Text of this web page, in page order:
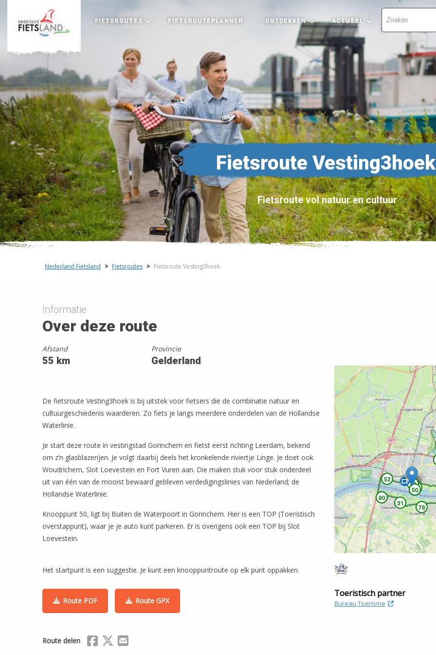
FIETSROUTES FIETSROUTEPLANNER ONTDEKKEN ACTUEEL
Fietsroute Vesting3hoek
Fietsroute vol natuur en cultuur
Nederland Fietsland > Fietsroutes > Fietsroute Vesting3hoek
Informatie
Over deze route
Afstand
55 km
Provincie
Gelderland
De fietsroute Vesting3hoek is bij uitstek voor fietsers die de combinatie natuur en
cultuurgeschiedenis waarderen. Zo fiets je langs meerdere onderdelen van de Hollandse
Waterlinie.
Je start deze route in vestingstad Gorinchem en fietst eerst richting Leerdam, bekend
om z’n glasblazerijen. Je volgt daarbij deels het kronkelende riviertje Linge. Je doet ook
Woudrichem, Slot Loevestein en Fort Vuren aan. Die maken stuk voor stuk onderdeel
uit van één van de mooist bewaard gebleven verdedigingslinies van Nederland; de
Hollandse Waterlinie.
Knooppunt 50, ligt bij Buiten de Waterpoort in Gorinchem. Hier is een TOP (Toeristisch
overstappunt), waar je je auto kunt parkeren. Er is overigens ook een TOP bij Slot
Loevestein.
Het startpunt is een suggestie. Je kunt een knooppuntroute op elk punt oppakken.
Route PDF Route GPX
Route delen Delen via Facebook
Delen via X (Twitter)
Delen via Mail
50
50
78
31
80
52
23
50
+
Toeristisch partner
Bureau Toerisme